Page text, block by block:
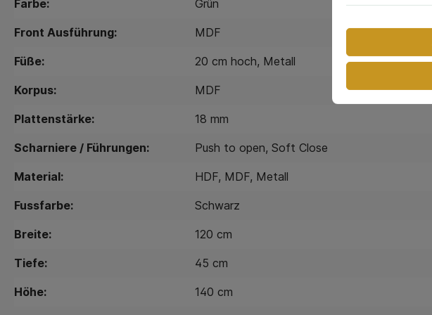
Farbe: Grün
Front Ausführung: MDF
Füße: 20 cm hoch, Metall
Korpus: MDF
Plattenstärke: 18 mm
Scharniere / Führungen: Push to open, Soft Close
Material: HDF, MDF, Metall
Fussfarbe: Schwarz
Breite: 120 cm
Tiefe: 45 cm
Höhe: 140 cm